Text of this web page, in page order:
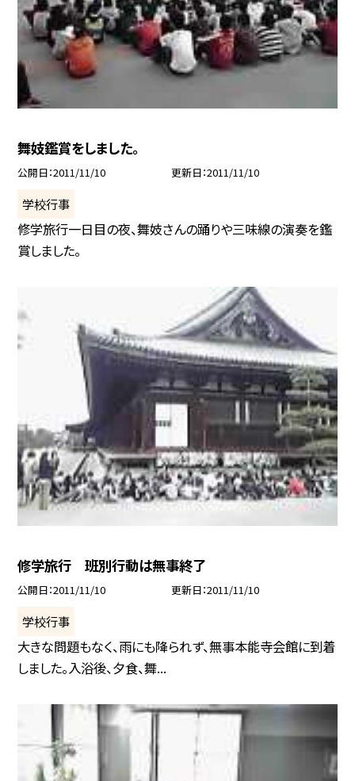
舞妓鑑賞をしました。
公開日 2011/11/10 更新日 2011/11/10
学校行事
修学旅行一日目の夜、舞妓さんの踊りや三味線の演奏を鑑
賞しました。
修学旅行 班別行動は無事終了
公開日 2011/11/10 更新日 2011/11/10
学校行事
大きな問題もなく、雨にも降られず、無事本能寺会館に到着
しました。入浴後、夕食、舞...